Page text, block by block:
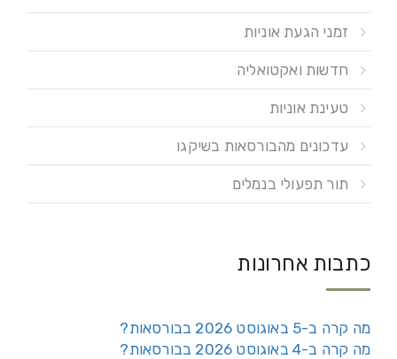
זמני הגעת אוניות
חדשות ואקטואליה
טעינת אוניות
עדכונים מהבורסאות בשיקגו
תור תפעולי בנמלים
כתבות אחרונות
מה קרה ב-5 באוגוסט 2026 בבורסאות?
מה קרה ב-4 באוגוסט 2026 בבורסאות?